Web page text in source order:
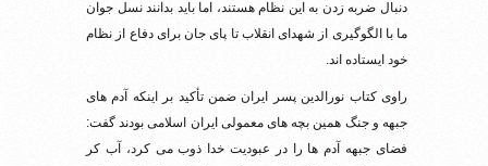
دنبال ضربه زدن به این نظام هستند، اما باید بدانند نسل جوان
ما با الگوگیری از شهدای انقلاب تا پای جان برای دفاع از نظام
خود ایستاده اند.
راوی کتاب نورالدین پسر ایران ضمن تأکید بر اینکه آدم های
جبهه و جنگ همین بچه های معمولی ایران اسلامی بودند گفت:
فضای جبهه آدم ها را در عبودیت خدا ذوب می کرد، آب کر